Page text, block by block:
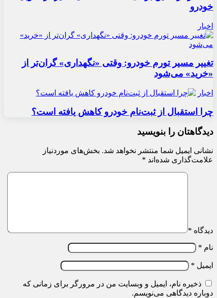
خودرو
اخبار
تغییر مسیر تورم خودرو: وقتی «نگهداری» گران‌تر از
«خرید» می‌شود
اخبار
چرا استقبال از ثبت‌نام خودرو کاهش یافته است؟
دیدگاهتان را بنویسید
نشانی ایمیل شما منتشر نخواهد شد. بخش‌های موردنیاز
علامت‌گذاری شده‌اند *
دیدگاه *
نام *
ایمیل *
ذخیره نام، ایمیل و وبسایت من در مرورگر برای زمانی که
دوباره دیدگاهی می‌نویسم.